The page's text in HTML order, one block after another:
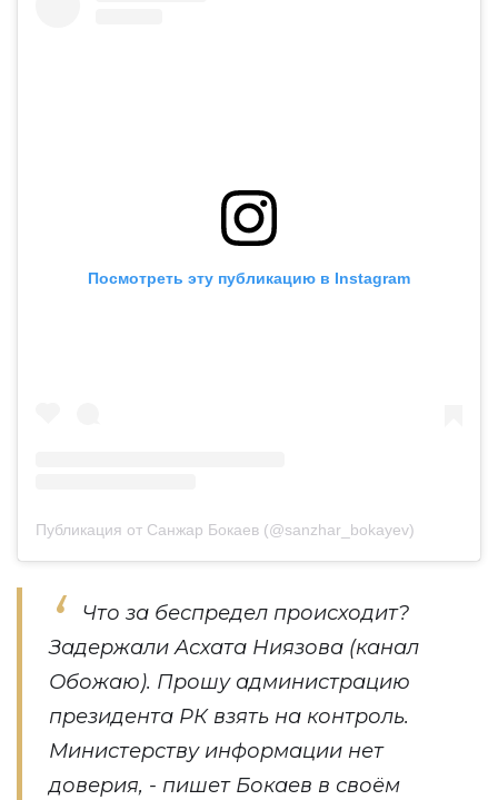
Посмотреть эту публикацию в Instagram
Публикация от Санжар Бокаев (@sanzhar_bokayev)
Что за беспредел происходит?
Задержали Асхата Ниязова (канал
Обожаю). Прошу администрацию
президента РК взять на контроль.
Министерству информации нет
доверия, - пишет Бокаев в своём